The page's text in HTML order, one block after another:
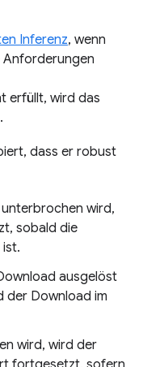
Inferenz, wenn
erfüllt, wird das
dass er robust
wird,
sobald die
ausgelöst
der Download im
wird, wird der